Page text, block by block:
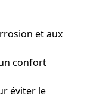
et aux
confort
éviter le